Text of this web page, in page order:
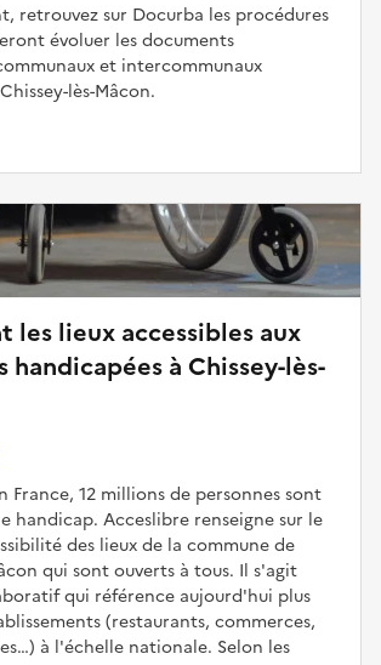
retrouvez sur Docurba les procédures
évoluer les documents
et intercommunaux
lès-Mâcon.
les lieux accessibles aux
handicapées à Chissey-lès-
France, 12 millions de personnes sont
handicap. Acceslibre renseigne sur le
des lieux de la commune de
qui sont ouverts à tous. Il s'agit
qui référence aujourd'hui plus
(restaurants, commerces,
à l'échelle nationale. Selon les